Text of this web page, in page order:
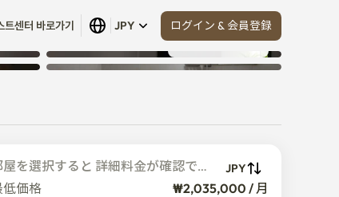
트센터 바로가기 JPY ログイン & 会員登録
すべて見る (16)
屋を選択すると 詳細料金が確認でき
す
JPY
低価格 ₩2,035,000 / 月